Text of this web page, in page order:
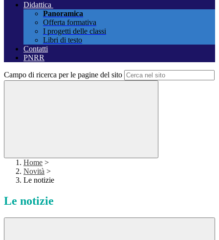
Didattica
Panoramica
Offerta formativa
I progetti delle classi
Libri di testo
Contatti
PNRR
Campo di ricerca per le pagine del sito
Home >
Novità >
Le notizie
Le notizie